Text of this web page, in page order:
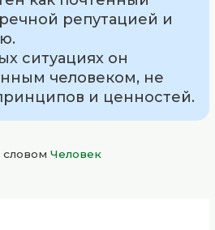
репутацией и
ситуациях он
человеком, не
и ценностей.
словомЧеловек